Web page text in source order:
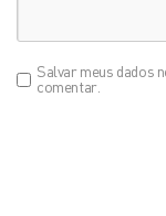
Salvar meus dados
comentar.